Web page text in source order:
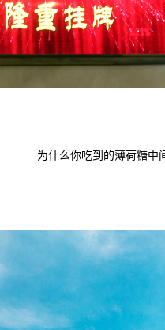
为什么你吃到的薄荷糖中